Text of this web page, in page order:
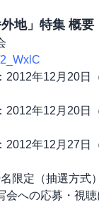
地」特集 概要
2012年12月20日
2012年12月20日
2012年12月27日
限定（抽選方式）
への応募・視